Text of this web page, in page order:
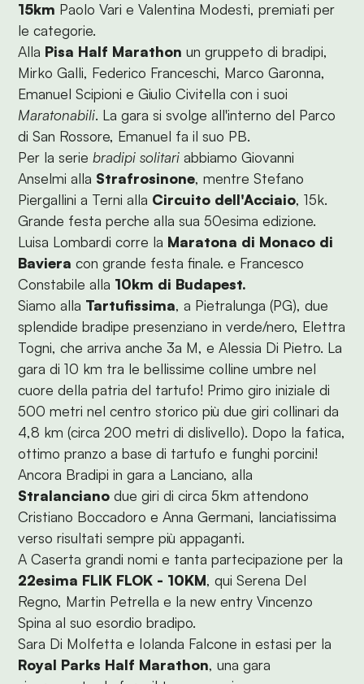
15km Paolo Vari e Valentina Modesti, premiati per
le categorie.
Alla Pisa Half Marathon un gruppeto di bradipi,
Mirko Galli, Federico Franceschi, Marco Garonna,
Emanuel Scipioni e Giulio Civitella con i suoi
Maratonabili. La gara si svolge all'interno del Parco
di San Rossore, Emanuel fa il suo PB.
Per la seriebradipi solitari abbiamo Giovanni
Anselmi alla Strafrosinone, mentre Stefano
Piergallini a Terni alla Circuito dell'Acciaio, 15k.
Grande festa perche alla sua 50esima edizione.
Luisa Lombardi corre la Maratona di Monaco di
Baviera con grande festa finale. e Francesco
Constabile alla 10km di Budapest.
Siamo alla Tartufissima, a Pietralunga (PG), due
splendide bradipe presenziano in verde/nero, Elettra
Togni, che arriva anche 3a M, e Alessia Di Pietro. La
gara di 10 km tra le bellissime colline umbre nel
cuore della patria del tartufo! Primo giro iniziale di
500 metri nel centro storico più due giri collinari da
4,8 km (circa 200 metri di dislivello). Dopo la fatica,
ottimo pranzo a base di tartufo e funghi porcini!
Ancora Bradipi in gara a Lanciano, alla
Stralanciano due giri di circa 5km attendono
Cristiano Boccadoro e Anna Germani, lanciatissima
verso risultati sempre più appaganti.
A Caserta grandi nomi e tanta partecipazione per la
22esima FLIK FLOK - 10KM, qui Serena Del
Regno, Martin Petrella e la new entry Vincenzo
Spina al suo esordio bradipo.
Sara Di Molfetta e Iolanda Falcone in estasi per la
Royal Parks Half Marathon, una gara